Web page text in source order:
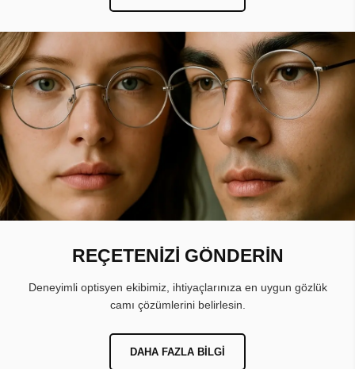
REÇETENİZİ GÖNDERİN
Deneyimli optisyen ekibimiz, ihtiyaçlarınıza en uygun gözlük
camı çözümlerini belirlesin.
DAHA FAZLA BILGI